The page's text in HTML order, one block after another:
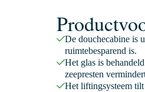
De douchecabine is
ruimtebesparend is.
Het glas is
zeepresten
Het liftingsysteem tilt